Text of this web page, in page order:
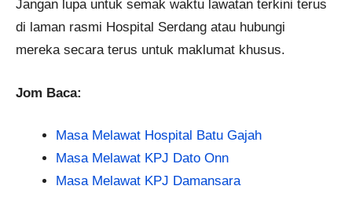
Jangan lupa untuk semak waktu lawatan terkini terus
di laman rasmi Hospital Serdang atau hubungi
mereka secara terus untuk maklumat khusus.
Jom Baca:
Masa Melawat Hospital Batu Gajah
Masa Melawat KPJ Dato Onn
Masa Melawat KPJ Damansara